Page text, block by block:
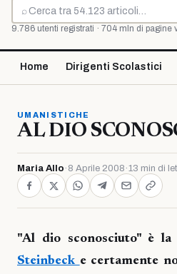
⌕
Cerca
9.786 utenti registrati · 704 mln di pagine
Home Dirigenti Scolastici
UMANISTICHE
AL DIO
Maria Allo · 8 Aprile 2008 ·13 min di
"Al dio sconosciuto" è
Steinbeck e certamente